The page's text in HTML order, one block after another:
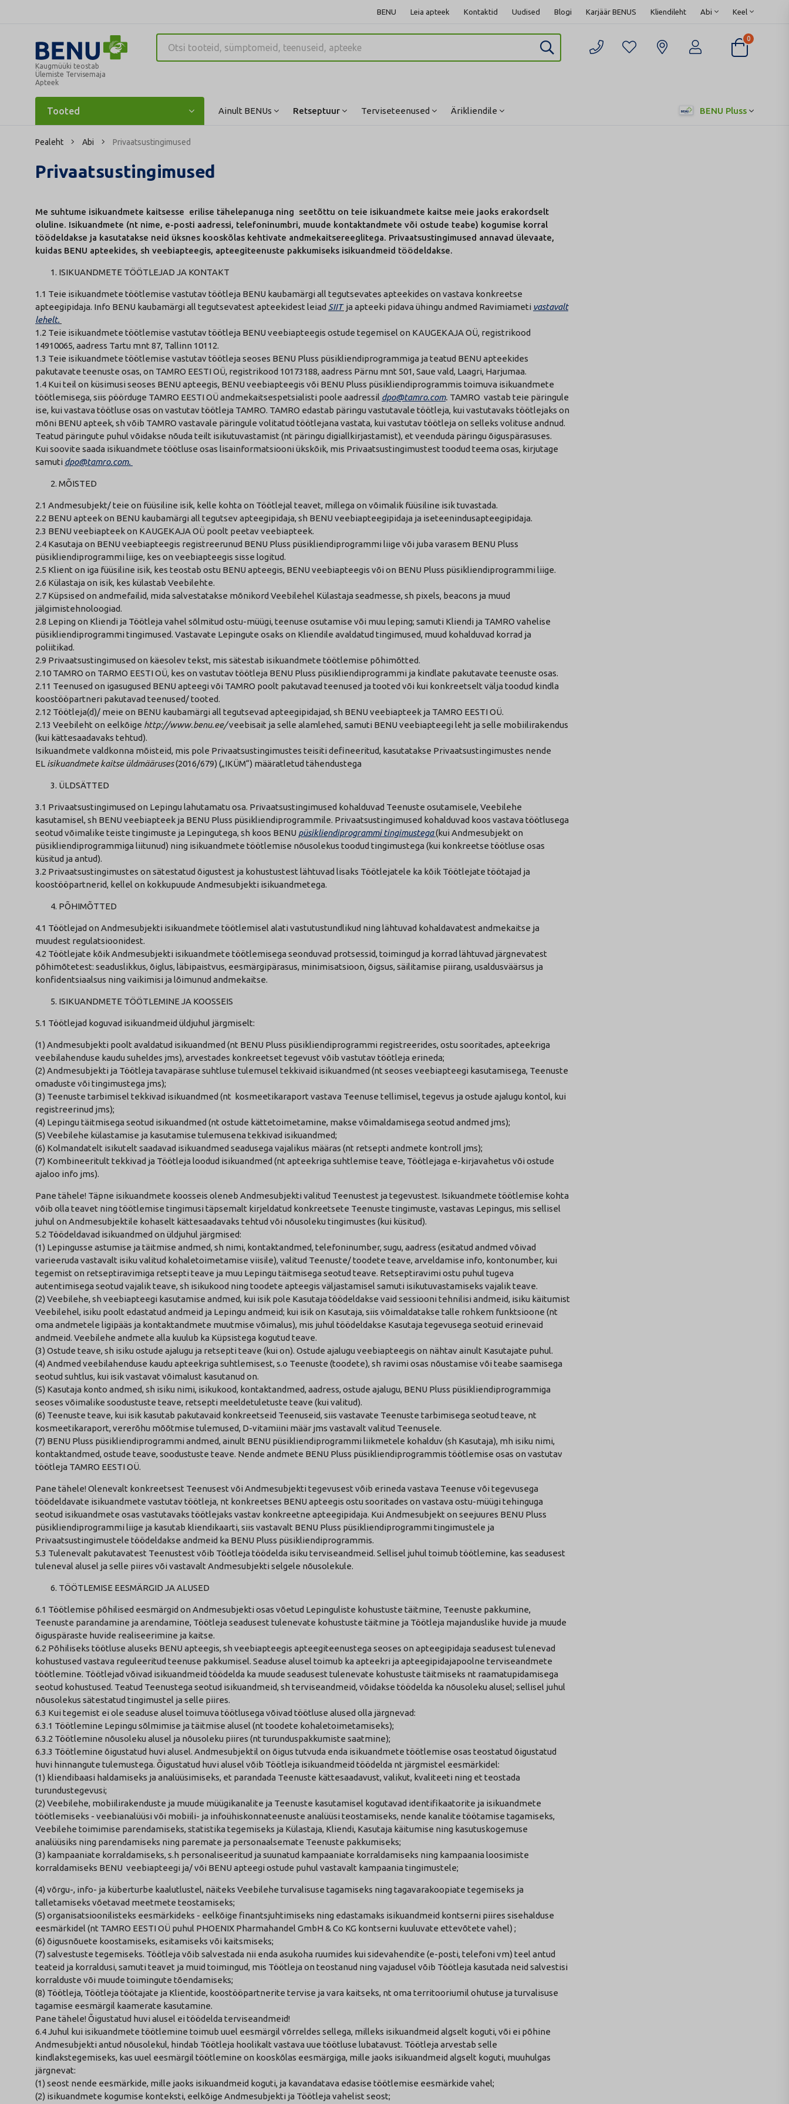
BENU Leia apteek Kontaktid Uudised Blogi Karjäär BENUS Kliendileht Abi Keel
Kaugmüüki teostab
Ülemiste Tervisemaja
Apteek
0
Tooted Ainult BENUs Retseptuur Terviseteenused Ärikliendile BENU Pluss
Pealeht Abi Privaatsustingimused
Privaatsustingimused
Me suhtume isikuandmete kaitsesse erilise tähelepanuga ning seetõttu on teie isikuandmete kaitse meie jaoks erakordselt
oluline. Isikuandmete (nt nime, e-posti aadressi, telefoninumbri, muude kontaktandmete või ostude teabe) kogumise korral
töödeldakse ja kasutatakse neid üksnes kooskõlas kehtivate andmekaitsereeglitega. Privaatsustingimused annavad ülevaate,
kuidas BENU apteekides, sh veebiapteegis, apteegiteenuste pakkumiseks isikuandmeid töödeldakse.
ISIKUANDMETE TÖÖTLEJAD JA KONTAKT
1.1 Teie isikuandmete töötlemise vastutav töötleja BENU kaubamärgi all tegutsevates apteekides on vastava konkreetse
apteegipidaja. Info BENU kaubamärgi all tegutsevatest apteekidest leiad SIIT ja apteeki pidava ühingu andmed Ravimiameti vastavalt
lehelt.
1.2 Teie isikuandmete töötlemise vastutav töötleja BENU veebiapteegis ostude tegemisel on KAUGEKAJA OÜ, registrikood
14910065, aadress Tartu mnt 87, Tallinn 10112.
1.3 Teie isikuandmete töötlemise vastutav töötleja seoses BENU Pluss püsikliendiprogrammiga ja teatud BENU apteekides
pakutavate teenuste osas, on TAMRO EESTI OÜ, registrikood 10173188, aadress Pärnu mnt 501, Saue vald, Laagri, Harjumaa.
1.4 Kui teil on küsimusi seoses BENU apteegis, BENU veebiapteegis või BENU Pluss püsikliendiprogrammis toimuva isikuandmete
töötlemisega, siis pöörduge TAMRO EESTI OÜ andmekaitsespetsialisti poole aadressil dpo@tamro.com. TAMRO vastab teie päringule
ise, kui vastava töötluse osas on vastutav töötleja TAMRO. TAMRO edastab päringu vastutavale töötleja, kui vastutavaks töötlejaks on
mõni BENU apteek, sh võib TAMRO vastavale päringule volitatud töötlejana vastata, kui vastutav töötleja on selleks volituse andnud.
Teatud päringute puhul võidakse nõuda teilt isikutuvastamist (nt päringu digiallkirjastamist), et veenduda päringu õiguspärasuses.
Kui soovite saada isikuandmete töötluse osas lisainformatsiooni ükskõik, mis Privaatsustingimustest toodud teema osas, kirjutage
samuti dpo@tamro.com.
MÕISTED
2.1 Andmesubjekt/ teie on füüsiline isik, kelle kohta on Töötlejal teavet, millega on võimalik füüsiline isik tuvastada.
2.2 BENU apteek on BENU kaubamärgi all tegutsev apteegipidaja, sh BENU veebiapteegipidaja ja iseteenindusapteegipidaja.
2.3 BENU veebiapteek on KAUGEKAJA OÜ poolt peetav veebiapteek.
2.4 Kasutaja on BENU veebiapteegis registreerunud BENU Pluss püsikliendiprogrammi liige või juba varasem BENU Pluss
püsikliendiprogrammi liige, kes on veebiapteegis sisse logitud.
2.5 Klient on iga füüsiline isik, kes teostab ostu BENU apteegis, BENU veebiapteegis või on BENU Pluss püsikliendiprogrammi liige.
2.6 Külastaja on isik, kes külastab Veebilehte.
2.7 Küpsised on andmefailid, mida salvestatakse mõnikord Veebilehel Külastaja seadmesse, sh pixels, beacons ja muud
jälgimistehnoloogiad.
2.8 Leping on Kliendi ja Töötleja vahel sõlmitud ostu-müügi, teenuse osutamise või muu leping; samuti Kliendi ja TAMRO vahelise
püsikliendiprogrammi tingimused. Vastavate Lepingute osaks on Kliendile avaldatud tingimused, muud kohalduvad korrad ja
poliitikad.
2.9 Privaatsustingimused on käesolev tekst, mis sätestab isikuandmete töötlemise põhimõtted.
2.10 TAMRO on TARMO EESTI OÜ, kes on vastutav töötleja BENU Pluss püsikliendiprogrammi ja kindlate pakutavate teenuste osas.
2.11 Teenused on igasugused BENU apteegi või TAMRO poolt pakutavad teenused ja tooted või kui konkreetselt välja toodud kindla
koostööpartneri pakutavad teenused/ tooted.
2.12 Töötleja(d)/ meie on BENU kaubamärgi all tegutsevad apteegipidajad, sh BENU veebiapteek ja TAMRO EESTI OÜ.
2.13 Veebileht on eelkõige http://www.benu.ee/veebisait ja selle alamlehed, samuti BENU veebiapteegi leht ja selle mobiilirakendus
(kui kättesaadavaks tehtud).
Isikuandmete valdkonna mõisteid, mis pole Privaatsustingimustes teisiti defineeritud, kasutatakse Privaatsustingimustes nende
EL isikuandmete kaitse üldmääruses(2016/679) („IKÜM“) määratletud tähendustega
ÜLDSÄTTED
3.1 Privaatsustingimused on Lepingu lahutamatu osa. Privaatsustingimused kohalduvad Teenuste osutamisele, Veebilehe
kasutamisel, sh BENU veebiapteek ja BENU Pluss püsikliendiprogrammile. Privaatsustingimused kohalduvad koos vastava töötlusega
seotud võimalike teiste tingimuste ja Lepingutega, sh koos BENU püsikliendiprogrammi tingimustega(kui Andmesubjekt on
püsikliendiprogrammiga liitunud) ning isikuandmete töötlemise nõusolekus toodud tingimustega (kui konkreetse töötluse osas
küsitud ja antud).
3.2 Privaatsustingimustes on sätestatud õigustest ja kohustustest lähtuvad lisaks Töötlejatele ka kõik Töötlejate töötajad ja
koostööpartnerid, kellel on kokkupuude Andmesubjekti isikuandmetega.
PÕHIMÕTTED
4.1 Töötlejad on Andmesubjekti isikuandmete töötlemisel alati vastutustundlikud ning lähtuvad kohaldavatest andmekaitse ja
muudest regulatsioonidest.
4.2 Töötlejate kõik Andmesubjekti isikuandmete töötlemisega seonduvad protsessid, toimingud ja korrad lähtuvad järgnevatest
põhimõtetest: seaduslikkus, õiglus, läbipaistvus, eesmärgipärasus, minimisatsioon, õigsus, säilitamise piirang, usaldusväärsus ja
konfidentsiaalsus ning vaikimisi ja lõimunud andmekaitse.
ISIKUANDMETE TÖÖTLEMINE JA KOOSSEIS
5.1 Töötlejad koguvad isikuandmeid üldjuhul järgmiselt:
(1) Andmesubjekti poolt avaldatud isikuandmed (nt BENU Pluss püsikliendiprogrammi registreerides, ostu sooritades, apteekriga
veebilahenduse kaudu suheldes jms), arvestades konkreetset tegevust võib vastutav töötleja erineda;
(2) Andmesubjekti ja Töötleja tavapärase suhtluse tulemusel tekkivaid isikuandmed (nt seoses veebiapteegi kasutamisega, Teenuste
omaduste või tingimustega jms);
(3) Teenuste tarbimisel tekkivad isikuandmed (nt kosmeetikaraport vastava Teenuse tellimisel, tegevus ja ostude ajalugu kontol, kui
registreerinud jms);
(4) Lepingu täitmisega seotud isikuandmed (nt ostude kättetoimetamine, makse võimaldamisega seotud andmed jms);
(5) Veebilehe külastamise ja kasutamise tulemusena tekkivad isikuandmed;
(6) Kolmandatelt isikutelt saadavad isikuandmed seadusega vajalikus määras (nt retsepti andmete kontroll jms);
(7) Kombineeritult tekkivad ja Töötleja loodud isikuandmed (nt apteekriga suhtlemise teave, Töötlejaga e-kirjavahetus või ostude
ajaloo info jms).
Pane tähele! Täpne isikuandmete koosseis oleneb Andmesubjekti valitud Teenustest ja tegevustest. Isikuandmete töötlemise kohta
võib olla teavet ning töötlemise tingimusi täpsemalt kirjeldatud konkreetsete Teenuste tingimuste, vastavas Lepingus, mis sellisel
juhul on Andmesubjektile kohaselt kättesaadavaks tehtud või nõusoleku tingimustes (kui küsitud).
5.2 Töödeldavad isikuandmed on üldjuhul järgmised:
(1) Lepingusse astumise ja täitmise andmed, sh nimi, kontaktandmed, telefoninumber, sugu, aadress (esitatud andmed võivad
varieeruda vastavalt isiku valitud kohaletoimetamise viisile), valitud Teenuste/ toodete teave, arveldamise info, kontonumber, kui
tegemist on retseptiravimiga retsepti teave ja muu Lepingu täitmisega seotud teave. Retseptiravimi ostu puhul tugeva
autentimisega seotud vajalik teave, sh isikukood ning toodete apteegis väljastamisel samuti isikutuvastamiseks vajalik teave.
(2) Veebilehe, sh veebiapteegi kasutamise andmed, kui isik pole Kasutaja töödeldakse vaid sessiooni tehnilisi andmeid, isiku käitumist
Veebilehel, isiku poolt edastatud andmeid ja Lepingu andmeid; kui isik on Kasutaja, siis võimaldatakse talle rohkem funktsioone (nt
oma andmetele ligipääs ja kontaktandmete muutmise võimalus), mis juhul töödeldakse Kasutaja tegevusega seotuid erinevaid
andmeid. Veebilehe andmete alla kuulub ka Küpsistega kogutud teave.
(3) Ostude teave, sh isiku ostude ajalugu ja retsepti teave (kui on). Ostude ajalugu veebiapteegis on nähtav ainult Kasutajate puhul.
(4) Andmed veebilahenduse kaudu apteekriga suhtlemisest, s.o Teenuste (toodete), sh ravimi osas nõustamise või teabe saamisega
seotud suhtlus, kui isik vastavat võimalust kasutanud on.
(5) Kasutaja konto andmed, sh isiku nimi, isikukood, kontaktandmed, aadress, ostude ajalugu, BENU Pluss püsikliendiprogrammiga
seoses võimalike soodustuste teave, retsepti meeldetuletuste teave (kui valitud).
(6) Teenuste teave, kui isik kasutab pakutavaid konkreetseid Teenuseid, siis vastavate Teenuste tarbimisega seotud teave, nt
kosmeetikaraport, vererõhu mõõtmise tulemused, D-vitamiini määr jms vastavalt valitud Teenusele.
(7) BENU Pluss püsikliendiprogrammi andmed, ainult BENU püsikliendiprogrammi liikmetele kohalduv (sh Kasutaja), mh isiku nimi,
kontaktandmed, ostude teave, soodustuste teave. Nende andmete BENU Pluss püsikliendiprogrammis töötlemise osas on vastutav
töötleja TAMRO EESTI OÜ.
Pane tähele! Olenevalt konkreetsest Teenusest või Andmesubjekti tegevusest võib erineda vastava Teenuse või tegevusega
töödeldavate isikuandmete vastutav töötleja, nt konkreetses BENU apteegis ostu sooritades on vastava ostu-müügi tehinguga
seotud isikuandmete osas vastutavaks töötlejaks vastav konkreetne apteegipidaja. Kui Andmesubjekt on seejuures BENU Pluss
püsikliendiprogrammi liige ja kasutab kliendikaarti, siis vastavalt BENU Pluss püsikliendiprogrammi tingimustele ja
Privaatsustingimustele töödeldakse andmeid ka BENU Pluss püsikliendiprogrammis.
5.3 Tulenevalt pakutavatest Teenustest võib Töötleja töödelda isiku terviseandmeid. Sellisel juhul toimub töötlemine, kas seadusest
tuleneval alusel ja selle piires või vastavalt Andmesubjekti selgele nõusolekule.
TÖÖTLEMISE EESMÄRGID JA ALUSED
6.1 Töötlemise põhilised eesmärgid on Andmesubjekti osas võetud Lepinguliste kohustuste täitmine, Teenuste pakkumine,
Teenuste parandamine ja arendamine, Töötleja seadusest tulenevate kohustuste täitmine ja Töötleja majanduslike huvide ja muude
õiguspäraste huvide realiseerimine ja kaitse.
6.2 Põhiliseks töötluse aluseks BENU apteegis, sh veebiapteegis apteegiteenustega seoses on apteegipidaja seadusest tulenevad
kohustused vastava reguleeritud teenuse pakkumisel. Seaduse alusel toimub ka apteekri ja apteegipidajapoolne terviseandmete
töötlemine. Töötlejad võivad isikuandmeid töödelda ka muude seadusest tulenevate kohustuste täitmiseks nt raamatupidamisega
seotud kohustused. Teatud Teenustega seotud isikuandmeid, sh terviseandmeid, võidakse töödelda ka nõusoleku alusel; sellisel juhul
nõusolekus sätestatud tingimustel ja selle piires.
6.3 Kui tegemist ei ole seaduse alusel toimuva töötlusega võivad töötluse alused olla järgnevad:
6.3.1 Töötlemine Lepingu sõlmimise ja täitmise alusel (nt toodete kohaletoimetamiseks);
6.3.2 Töötlemine nõusoleku alusel ja nõusoleku piires (nt turunduspakkumiste saatmine);
6.3.3 Töötlemine õigustatud huvi alusel. Andmesubjektil on õigus tutvuda enda isikuandmete töötlemise osas teostatud õigustatud
huvi hinnangute tulemustega. Õigustatud huvi alusel võib Töötleja isikuandmeid töödelda nt järgmistel eesmärkidel:
(1) kliendibaasi haldamiseks ja analüüsimiseks, et parandada Teenuste kättesaadavust, valikut, kvaliteeti ning et teostada
turundustegevusi;
(2) Veebilehe, mobiilirakenduste ja muude müügikanalite ja Teenuste kasutamisel kogutavad identifikaatorite ja isikuandmete
töötlemiseks - veebianalüüsi või mobiili- ja infoühiskonnateenuste analüüsi teostamiseks, nende kanalite töötamise tagamiseks,
Veebilehe toimimise parendamiseks, statistika tegemiseks ja Külastaja, Kliendi, Kasutaja käitumise ning kasutuskogemuse
analüüsiks ning parendamiseks ning paremate ja personaalsemate Teenuste pakkumiseks;
(3) kampaaniate korraldamiseks, s.h personaliseeritud ja suunatud kampaaniate korraldamiseks ning kampaania loosimiste
korraldamiseks BENU veebiapteegi ja/ või BENU apteegi ostude puhul vastavalt kampaania tingimustele;
(4) võrgu-, info- ja küberturbe kaalutlustel, näiteks Veebilehe turvalisuse tagamiseks ning tagavarakoopiate tegemiseks ja
talletamiseks võetavad meetmete teostamiseks;
(5) organisatsioonilisteks eesmärkideks - eelkõige finantsjuhtimiseks ning edastamaks isikuandmeid kontserni piires sisehalduse
eesmärkidel (nt TAMRO EESTI OÜ puhul PHOENIX Pharmahandel GmbH & Co KG kontserni kuuluvate ettevõtete vahel) ;
(6) õigusnõuete koostamiseks, esitamiseks või kaitsmiseks;
(7) salvestuste tegemiseks. Töötleja võib salvestada nii enda asukoha ruumides kui sidevahendite (e-posti, telefoni vm) teel antud
teateid ja korraldusi, samuti teavet ja muid toimingud, mis Töötleja on teostanud ning vajadusel võib Töötleja kasutada neid salvestisi
korralduste või muude toimingute tõendamiseks;
(8) Töötleja, Töötleja töötajate ja Klientide, koostööpartnerite tervise ja vara kaitseks, nt oma territooriumil ohutuse ja turvalisuse
tagamise eesmärgil kaamerate kasutamine.
Pane tähele! Õigustatud huvi alusel ei töödelda terviseandmeid!
6.4 Juhul kui isikuandmete töötlemine toimub uuel eesmärgil võrreldes sellega, milleks isikuandmeid algselt koguti, või ei põhine
Andmesubjekti antud nõusolekul, hindab Töötleja hoolikalt vastava uue töötluse lubatavust. Töötleja arvestab selle
kindlakstegemiseks, kas uuel eesmärgil töötlemine on kooskõlas eesmärgiga, mille jaoks isikuandmeid algselt koguti, muuhulgas
järgnevat:
(1) seost nende eesmärkide, mille jaoks isikuandmeid koguti, ja kavandatava edasise töötlemise eesmärkide vahel;
(2) isikuandmete kogumise konteksti, eelkõige Andmesubjekti ja Töötleja vahelist seost;